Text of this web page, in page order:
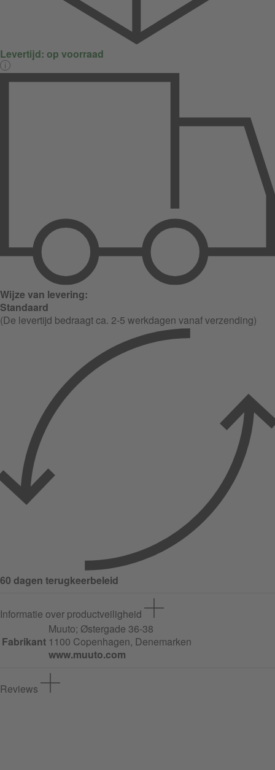
Levertijd: op voorraad
Wijze van levering:
Standaard
(De levertijd bedraagt ca. 2-5 werkdagen vanaf verzending)
60 dagen terugkeerbeleid
Informatie over productveiligheid
Fabrikant
Muuto; Østergade 36-38
1100 Copenhagen, Denemarken
www.muuto.com
Reviews